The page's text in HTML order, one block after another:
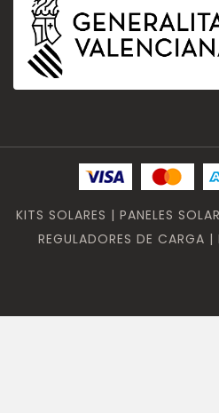
KITS SOLARES | PANELES
REGULADORES DE CARGA |